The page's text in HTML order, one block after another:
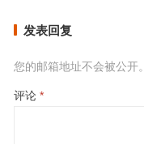
发表回复
您的邮箱地址不会被公开。
评论 *